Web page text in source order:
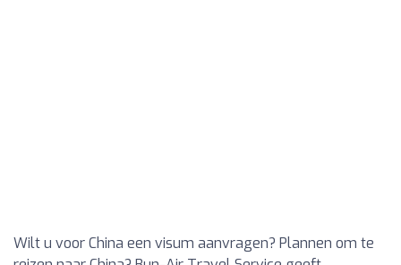
Wilt u voor China een visum aanvragen? Plannen om te